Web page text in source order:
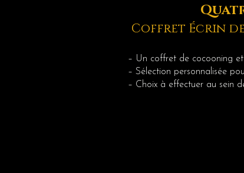
Coffret Écrin
– Un coffret de cocooning
– Sélection personnalisée
– Choix à effectuer au sein